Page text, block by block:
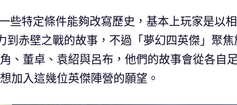
些特定條件能夠改寫歷史，基本上玩家是以
赤壁之戰的故事，不過「夢幻四英傑」聚焦
、董卓、袁紹與呂布，他們的故事會從各自
加入這幾位英傑陣營的願望。